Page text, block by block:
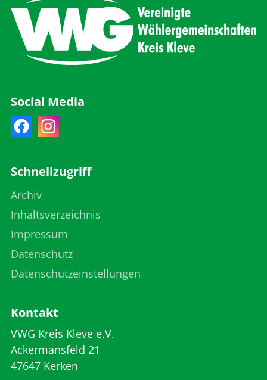
Social Media
Schnellzugriff
Archiv
Inhaltsverzeichnis
Impressum
Datenschutz
Datenschutzeinstellungen
Kontakt
VWG Kreis Kleve e.V.
Ackermansfeld 21
47647 Kerken